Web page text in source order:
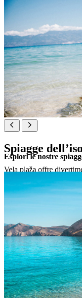
Spiagge
Vela plaža offre
proseguendo lungo la
innumerevoli spiagge
animali da compagnia e
Esplori le nostre